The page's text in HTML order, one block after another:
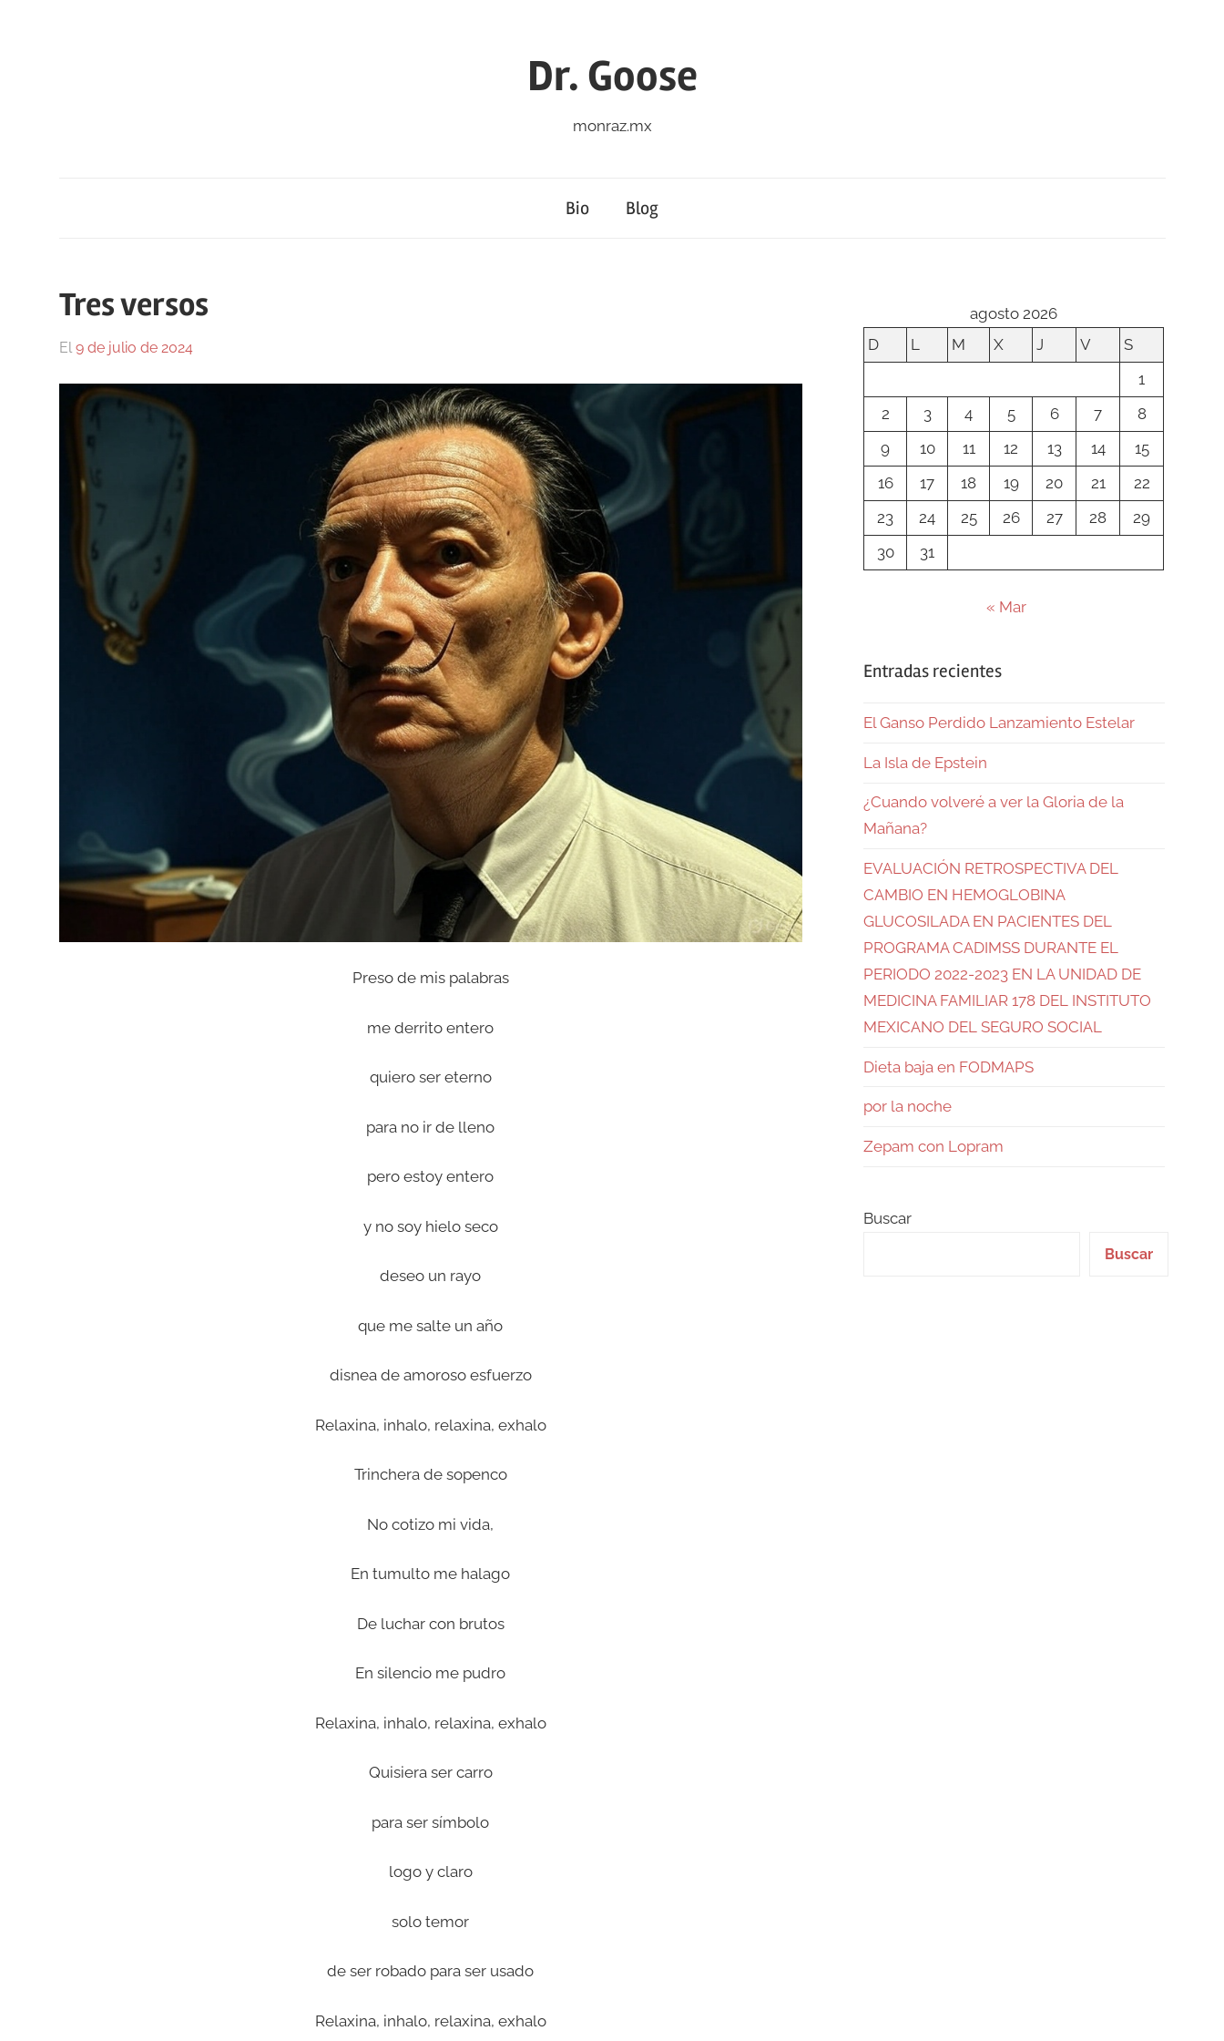
Dr. Goose
monraz.mx
Bio Blog
Tres versos
El 9 de julio de 2024Por
En
Preso de mis palabras
me derrito entero
quiero ser eterno
para no ir de lleno
pero estoy entero
y no soy hielo seco
deseo un rayo
que me salte un año
disnea de amoroso esfuerzo
Relaxina, inhalo, relaxina, exhalo
Trinchera de sopenco
No cotizo mi vida,
En tumulto me halago
De luchar con brutos
En silencio me pudro
Relaxina, inhalo, relaxina, exhalo
Quisiera ser carro
para ser símbolo
logo y claro
solo temor
de ser robado para ser usado
Relaxina, inhalo, relaxina, exhalo
agosto 2026
D
L M X J V
S
1
2
3 4 5 6 7
8
9
10 11 12 13 14
15
16
17 18 19 20 21
22
23
24 25 26 27 28
29
30
31
« Mar
Entradas recientes
El Ganso Perdido Lanzamiento Estelar
La Isla de Epstein
¿Cuando volveré a ver la Gloria de la
Mañana?
EVALUACIÓN RETROSPECTIVA DEL
CAMBIO EN HEMOGLOBINA
GLUCOSILADA EN PACIENTES DEL
PROGRAMA CADIMSS DURANTE EL
PERIODO 2022-2023 EN LA UNIDAD DE
MEDICINA FAMILIAR 178 DEL INSTITUTO
MEXICANO DEL SEGURO SOCIAL
Dieta baja en FODMAPS
por la noche
Zepam con Lopram
Buscar
Buscar